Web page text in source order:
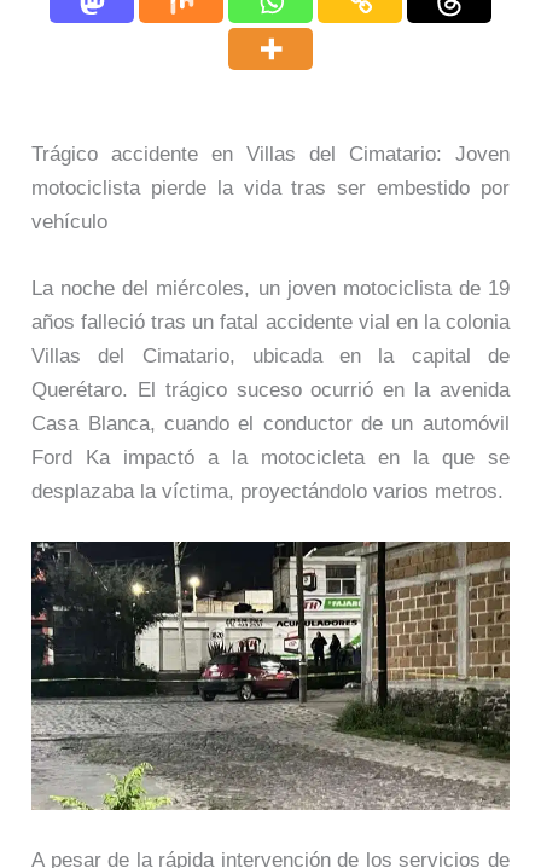
Trágico accidente en Villas del Cimatario: Joven
motociclista pierde la vida tras ser embestido por
vehículo
La noche del miércoles, un joven motociclista de 19
años falleció tras un fatal accidente vial en la colonia
Villas del Cimatario, ubicada en la capital de
Querétaro. El trágico suceso ocurrió en la avenida
Casa Blanca, cuando el conductor de un automóvil
Ford Ka impactó a la motocicleta en la que se
desplazaba la víctima, proyectándolo varios metros.
A pesar de la rápida intervención de los servicios de